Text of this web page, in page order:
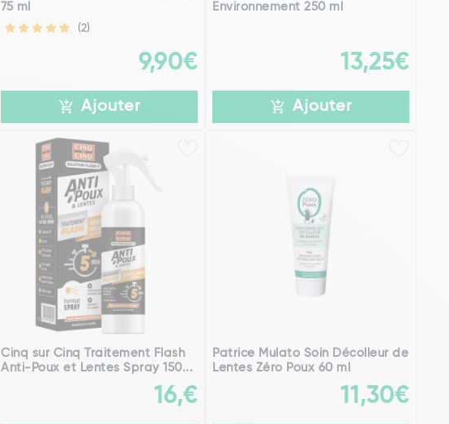
75 ml
(2)
9,90€
Ajouter
Environnement 250 ml
13,25€
Ajouter
Cinq sur Cinq Traitement Flash
Anti-Poux et Lentes Spray 150...
16,€
Patrice Mulato Soin Décolleur de
Lentes Zéro Poux 60 ml
11,30€